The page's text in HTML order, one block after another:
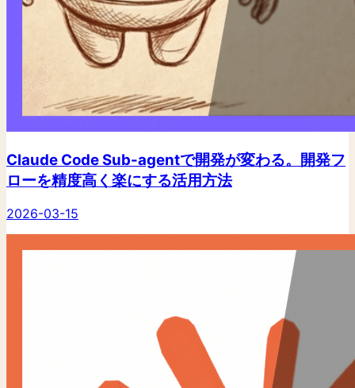
Claude Code Sub-agentで開発が変わる。開発フ
ローを精度高く楽にする活用方法
2026-03-15